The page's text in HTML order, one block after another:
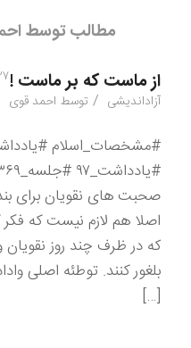
مطالب توسط
از ماست که بر ماست !۲۷
آزاداندیشی / توسط احمد قوی
#مشخصات_اسلام
صحبت های نقویان برای
اصلا هم لازم نیست که
که در ظرف چند روز نقویان
بلغور کنند. توطئه اصلی
[…]